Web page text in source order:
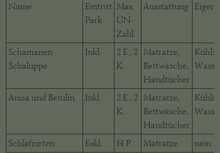
Name
Eintritt
Park
Max.
ÜN-
Zahl
Ausstattung
Schamanen
Schaluppe
Inkl.
2 E., 2
K.
Matratze,
Bettwäsche,
Handtücher
Anisa und Betulin Inkl.
2 E., 2
K.
Matratze,
Bettwäsche,
Handtücher
Schlafjurten Exkl. 14 P. Matratze
nein